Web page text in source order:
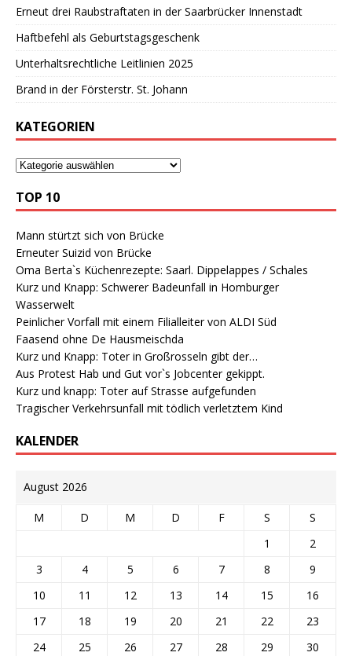
Erneut drei Raubstraftaten in der Saarbrücker Innenstadt
Haftbefehl als Geburtstagsgeschenk
Unterhaltsrechtliche Leitlinien 2025
Brand in der Försterstr. St. Johann
KATEGORIEN
TOP 10
Mann stürtzt sich von Brücke
Erneuter Suizid von Brücke
Oma Berta`s Küchenrezepte: Saarl. Dippelappes / Schales
Kurz und Knapp: Schwerer Badeunfall in Homburger
Wasserwelt
Peinlicher Vorfall mit einem Filialleiter von ALDI Süd
Faasend ohne De Hausmeischda
Kurz und Knapp: Toter in Großrosseln gibt der…
Aus Protest Hab und Gut vor`s Jobcenter gekippt.
Kurz und knapp: Toter auf Strasse aufgefunden
Tragischer Verkehrsunfall mit tödlich verletztem Kind
KALENDER
August 2026
M D M D F S
S
1
2
3
4 5 6 7 8
9
10
11 12 13 14 15
16
17
18 19 20 21 22
23
24
25 26 27 28 29
30